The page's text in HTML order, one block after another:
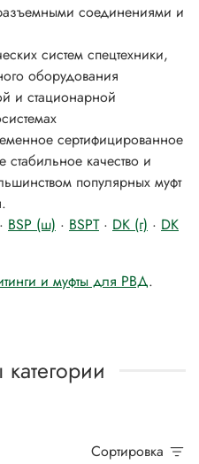
соединениями и
систем спецтехники,
оборудования
и стационарной
сертифицированное
стабильное качество и
популярных муфт
· BSP (ш) · BSPT· DK (г) · DK
и муфты для РВД.
Сортировка